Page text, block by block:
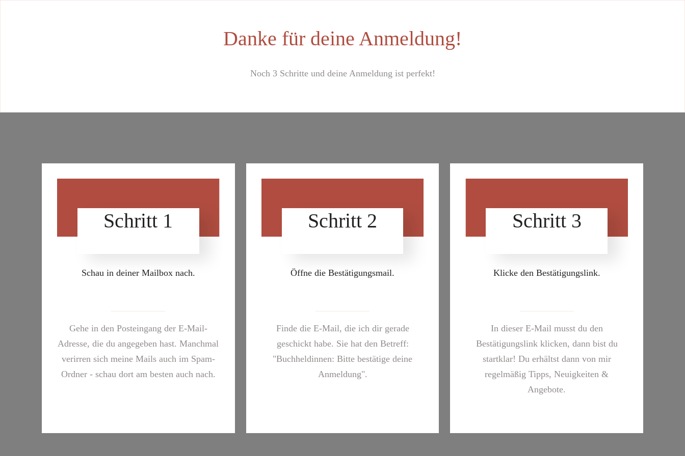
Danke für deine Anmeldung!
Noch 3 Schritte und deine Anmeldung ist perfekt!
Schritt 1
Schau in deiner Mailbox nach.
Gehe in den Posteingang der E-Mail-
Adresse, die du angegeben hast. Manchmal
verirren sich meine Mails auch im Spam-
Ordner - schau dort am besten auch nach.
Schritt 2
Öffne die Bestätigungsmail.
Finde die E-Mail, die ich dir gerade
geschickt habe. Sie hat den Betreff:
"Buchheldinnen: Bitte bestätige deine
Anmeldung".
Schritt 3
Klicke den Bestätigungslink.
In dieser E-Mail musst du den
Bestätigungslink klicken, dann bist du
startklar! Du erhältst dann von mir
regelmäßig Tipps, Neuigkeiten &
Angebote.